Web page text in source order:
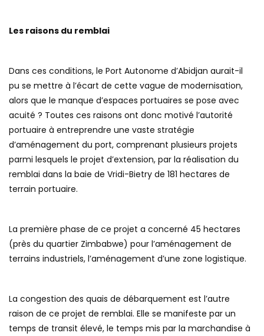
Les raisons du remblai
Dans ces conditions, le Port Autonome d’Abidjan aurait-il
pu se mettre à l’écart de cette vague de modernisation,
alors que le manque d’espaces portuaires se pose avec
acuité ? Toutes ces raisons ont donc motivé l’autorité
portuaire à entreprendre une vaste stratégie
d’aménagement du port, comprenant plusieurs projets
parmi lesquels le projet d’extension, par la réalisation du
remblai dans la baie de Vridi-Bietry de 181 hectares de
terrain portuaire.
La première phase de ce projet a concerné 45 hectares
(près du quartier Zimbabwe) pour l’aménagement de
terrains industriels, l’aménagement d’une zone logistique.
La congestion des quais de débarquement est l’autre
raison de ce projet de remblai. Elle se manifeste par un
temps de transit élevé, le temps mis par la marchandise à